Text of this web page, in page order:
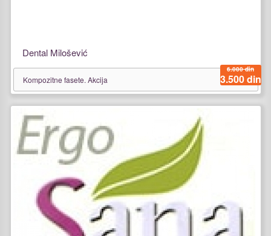
Dental Milošević
Kompozitne fasete. Akcija
6.000 din
3.500 din